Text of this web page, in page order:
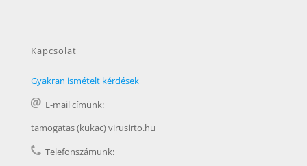
Kapcsolat
Gyakran ismételt kérdések
E-mail címünk:
tamogatas (kukac) virusirto.hu
Telefonszámunk: